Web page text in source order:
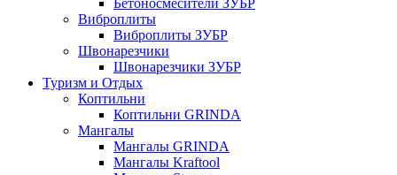
Бетоносмесители ЗУБР
Виброплиты
Виброплиты ЗУБР
Швонарезчики
Швонарезчики ЗУБР
Туризм и Отдых
Коптильни
Коптильни GRINDA
Мангалы
Мангалы GRINDA
Мангалы Kraftool